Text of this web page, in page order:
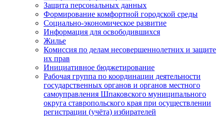
Защита персональных данных
Формирование комфортной городской среды
Социально-экономическое развитие
Информация для освободившихся
Жилье
Комиссия по делам несовершеннолетних и защите
их прав
Инициативное бюджетирование
Рабочая группа по координации деятельности
государственных органов и органов местного
самоуправления Шпаковского муниципального
округа ставропольского края при осуществлении
регистрации (учёта) избирателей